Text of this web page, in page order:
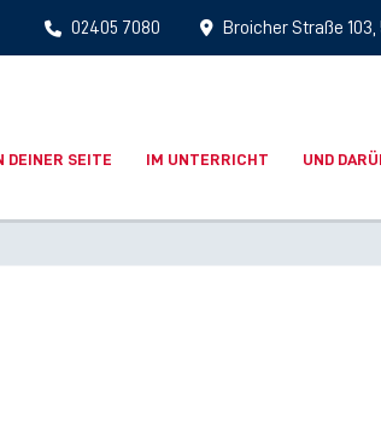
Broicher Straße
02405 7080
DEINER SEITE IM UNTERRICHT UND